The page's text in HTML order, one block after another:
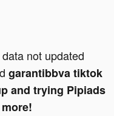
data not updated
garantibbva tiktok
and trying Pipiads